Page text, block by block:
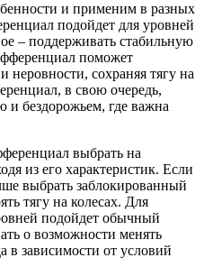
и применим в разных
подойдет для уровней
– поддерживать стабильную
поможет
неровности, сохраняя тягу на
в свою очередь,
и бездорожьем, где важна
выбрать на
из его характеристик. Если
выбрать заблокированный
тягу на колесах. Для
подойдет обычный
о возможности менять
в зависимости от условий